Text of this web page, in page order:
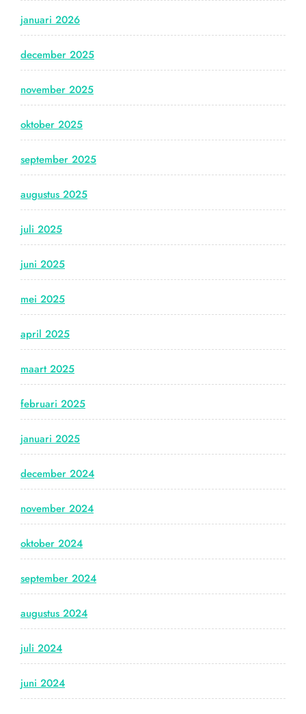
januari 2026
december 2025
november 2025
oktober 2025
september 2025
augustus 2025
juli 2025
juni 2025
mei 2025
april 2025
maart 2025
februari 2025
januari 2025
december 2024
november 2024
oktober 2024
september 2024
augustus 2024
juli 2024
juni 2024